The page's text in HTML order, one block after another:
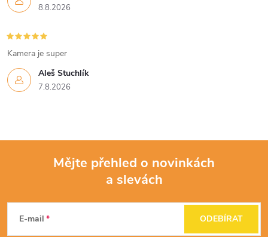
8.8.2026
Aleš Stuchlík
7.8.2026
Kamera je super
Mějte přehled o novinkách
a slevách
E-mail ODEBÍRAT